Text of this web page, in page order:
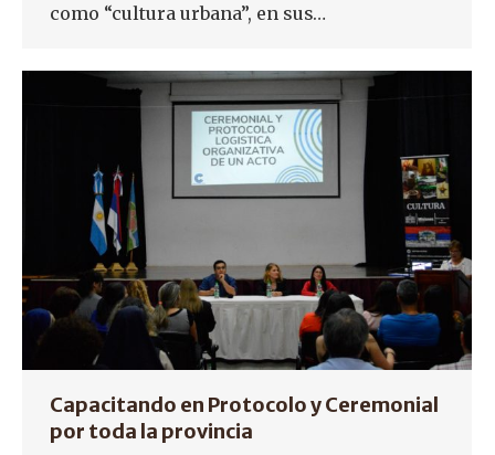
como “cultura urbana”, en sus…
Capacitando en Protocolo y Ceremonial
por toda la provincia